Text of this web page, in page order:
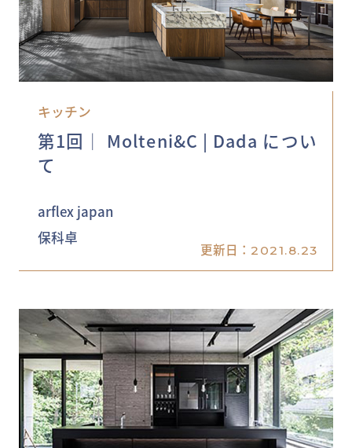
キッチン
第1回│ Molteni&C | Dada につい
て
arflex japan
保科卓
更新日： 2021.8.23